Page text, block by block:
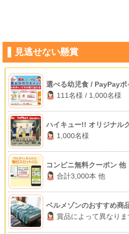
見逃せない懸賞
選べる幼児食 / PayPayポ
111名様 / 1,000名様
ハイキュー!! オリジナル
1,000名様
コンビニ無料クーポン 他
合計3,000本 他
ベルメゾンのおすすめ商
賞品によって異なりま